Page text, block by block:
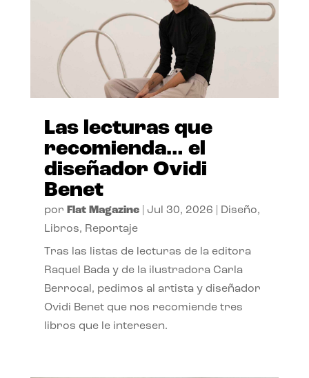
Las lecturas que
recomienda… el
diseñador Ovidi
Benet
por Flat Magazine| Jul 30, 2026 Diseño,
Libros, Reportaje
Tras las listas de lecturas de la editora
Raquel Bada y de la ilustradora Carla
Berrocal, pedimos al artista y diseñador
Ovidi Benet que nos recomiende tres
libros que le interesen.